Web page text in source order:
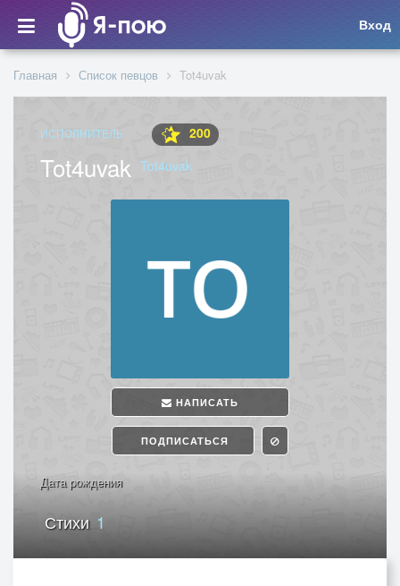
Вход
Главная Список певцов Tot4uvak
ИСПОЛНИТЕЛЬ 200
Tot4uvak Tot4uvak
НАПИСАТЬ
ПОДПИСАТЬСЯ
Дата рождения
Стихи 1